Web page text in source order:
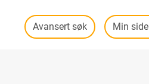
Avansert søk Min side